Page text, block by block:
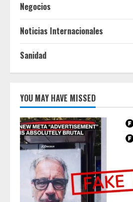
Negocios
Noticias Internacionales
Sanidad
YOU MAY HAVE MISSED